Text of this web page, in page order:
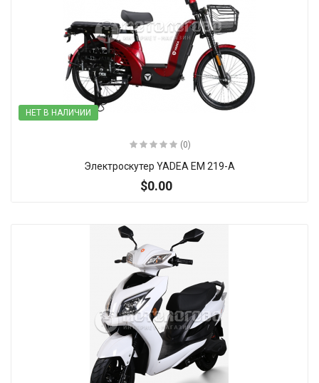
НЕТ В НАЛИЧИИ
(0)
Электроскутер YADEA EM 219-A
$0.00